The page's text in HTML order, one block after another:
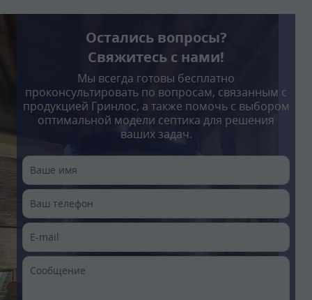
Остались вопросы?
Свяжитесь с нами!
Мы всегда готовы бесплатно
проконсультировать по вопросам, связанным с
продукцией Гринлос, а также помочь с выбором
оптимальной модели септика для решения
ваших задач.